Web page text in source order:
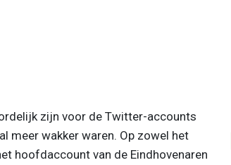
zijn voor de Twitter-accounts
meer wakker waren. Op zowel het
hoofdaccount van de Eindhovenaren